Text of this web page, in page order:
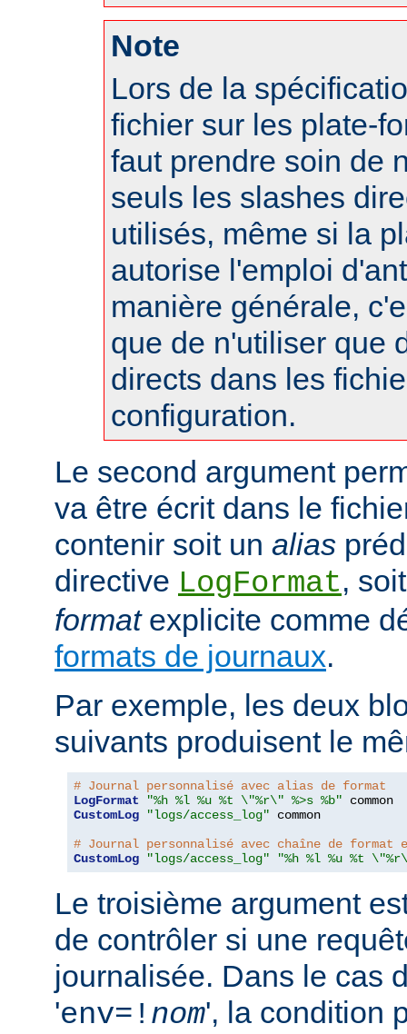
Note
Lors de la
fichier sur les plate-
faut prendre soin de
seuls les slashes
utilisés, même si la
autorise l'emploi
manière générale,
que de n'utiliser que
directs dans les
configuration.
Le second argument
va être écrit dans le
contenir soit un alias
directive LogFormat,
formatexplicite comme
formats de journaux.
Par exemple, les deux
suivants produisent le
# Journal personnalisé avec alias de format
LogFormat
"%h %l %u %t \"%r\" %>s %b"
CustomLog
"logs/access_log" common
# Journal personnalisé avec chaîne de format
CustomLog
"logs/access_log" "%h %l %u %t
Le troisième argument
de contrôler si une
journalisée. Dans le cas
'env=! nom', la condition